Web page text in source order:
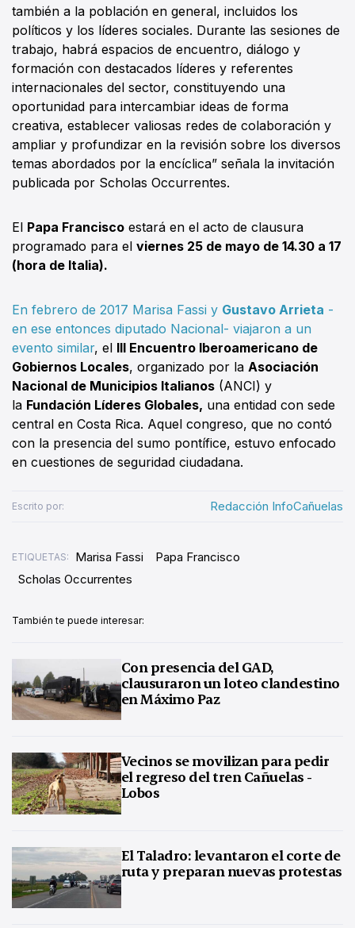
también a la población en general, incluidos los
políticos y los líderes sociales. Durante las sesiones de
trabajo, habrá espacios de encuentro, diálogo y
formación con destacados líderes y referentes
internacionales del sector, constituyendo una
oportunidad para intercambiar ideas de forma
creativa, establecer valiosas redes de colaboración y
ampliar y profundizar en la revisión sobre los diversos
temas abordados por la encíclica” señala la invitación
publicada por Scholas Occurrentes.
El Papa Francisco estará en el acto de clausura
programado para el viernes 25 de mayo de 14.30 a 17
(hora de Italia).
En febrero de 2017 Marisa Fassi y Gustavo Arrieta -
en ese entonces diputado Nacional- viajaron a un
evento similar, el III Encuentro Iberoamericano de
Gobiernos Locales, organizado por la Asociación
Nacional de Municipios Italianos (ANCI) y
la Fundación Líderes Globales, una entidad con sede
central en Costa Rica. Aquel congreso, que no contó
con la presencia del sumo pontífice, estuvo enfocado
en cuestiones de seguridad ciudadana.
Escrito por: Redacción InfoCañuelas
ETIQUETAS: Marisa Fassi
Papa Francisco
Scholas Occurrentes
También te puede interesar:
Con presencia del GAD,
clausuraron un loteo clandestino
en Máximo Paz
Vecinos se movilizan para pedir
el regreso del tren Cañuelas -
Lobos
El Taladro: levantaron el corte de
ruta y preparan nuevas protestas